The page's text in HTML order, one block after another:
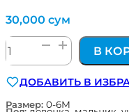
30,000 сум
Количество
товара
теплые
носки
В
ДОБАВИТЬ В
Размер: 0-6М